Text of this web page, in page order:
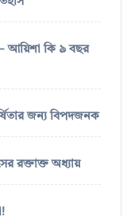
– আয়িশা কি ৯ বছর
জন্য বিপদজনক
রক্তাক্ত অধ্যায়